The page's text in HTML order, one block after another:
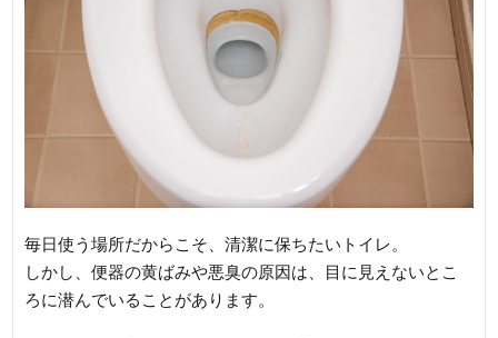
毎日使う場所だからこそ、清潔に保ちたいトイレ。
しかし、便器の黄ばみや悪臭の原因は、目に見えないとこ
ろに潜んでいることがあります。